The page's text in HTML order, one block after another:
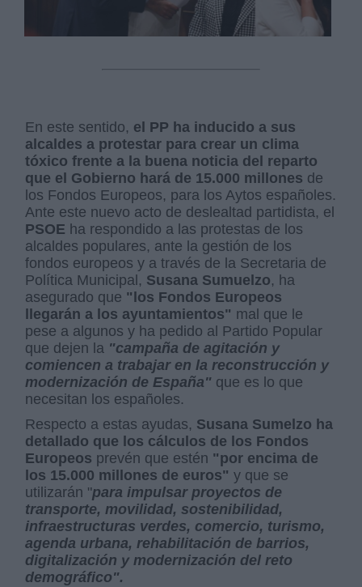
En este sentido, el PP ha inducido a sus
alcaldes a protestar para crear un clima
tóxico frente a la buena noticia del reparto
que el Gobierno hará de 15.000 millones de
los Fondos Europeos, para los Aytos españoles.
Ante este nuevo acto de deslealtad partidista, el
PSOE ha respondido a las protestas de los
alcaldes populares, ante la gestión de los
fondos europeos y a través de la Secretaria de
Política Municipal, Susana Sumuelzo, ha
asegurado que "los Fondos Europeos
llegarán a los ayuntamientos" mal que le
pese a algunos y ha pedido al Partido Popular
que dejen la "campaña de agitación y
comiencen a trabajar en la reconstrucción y
modernización de España" que es lo que
necesitan los españoles.
Respecto a estas ayudas, Susana Sumelzo ha
detallado que los cálculos de los Fondos
Europeos prevén que estén "por encima de
los 15.000 millones de euros" y que se
utilizarán "para impulsar proyectos de
transporte, movilidad, sostenibilidad,
infraestructuras verdes, comercio, turismo,
agenda urbana, rehabilitación de barrios,
digitalización y modernización del reto
demográfico".